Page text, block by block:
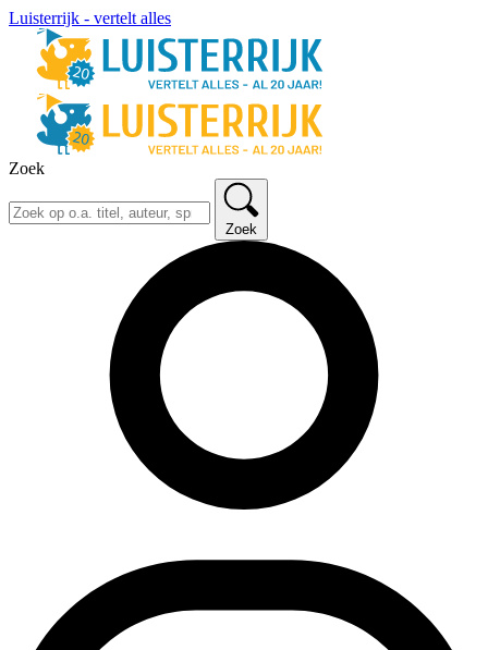
Luisterrijk - vertelt alles
Zoek
Zoek